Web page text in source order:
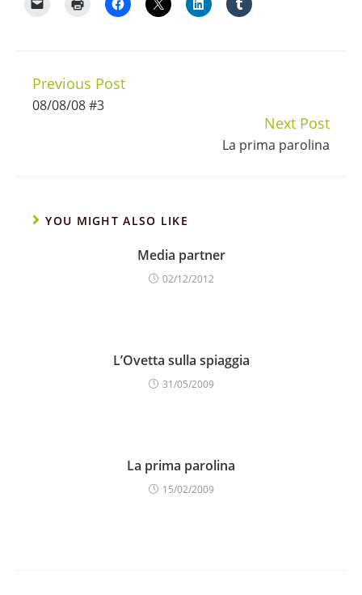
Continue
Reading
Previous Post
08/08/08 #3
Next Post
La prima parolina
YOU MIGHT ALSO LIKE
Media partner
02/12/2012
L’Ovetta sulla spiaggia
31/05/2009
La prima parolina
15/02/2009